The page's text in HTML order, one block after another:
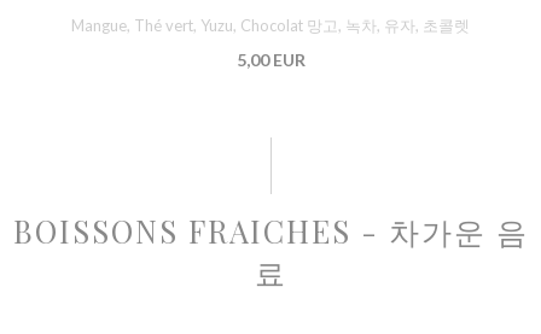
Mangue, Thé vert, Yuzu, Chocolat 망고, 녹차, 유자, 초콜렛
5,00 EUR
BOISSONS FRAICHES - 차가운 음
료